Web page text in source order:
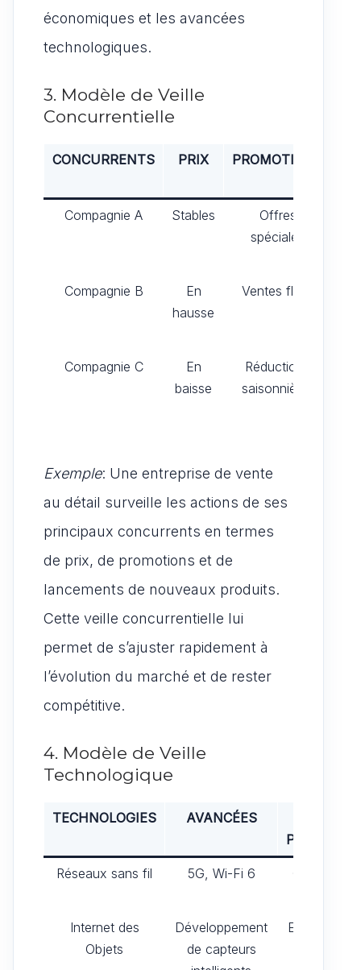
économiques et les avancées
technologiques.
3. Modèle de Veille
Concurrentielle
CONCURRENTS PRIX PROMOTIONS
Compagnie A Stables
Offres
spéciales
Compagnie B
En
hausse
Ventes flash
Compagnie C
En
baisse
Réductions
saisonnières
Exemple: Une entreprise de vente
au détail surveille les actions de ses
principaux concurrents en termes
de prix, de promotions et de
lancements de nouveaux produits.
Cette veille concurrentielle lui
permet de s’ajuster rapidement à
l’évolution du marché et de rester
compétitive.
4. Modèle de Veille
Technologique
TECHNOLOGIES AVANCÉES
Réseaux sans fil 5G, Wi-Fi 6
Internet des
Objets
Développement
de capteurs
Expansion